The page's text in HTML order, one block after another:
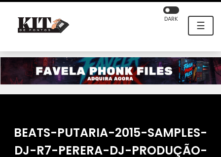
☰
DARK
BEATS-PUTARIA-2015-SAMPLES-
DJ-R7-PERERA-DJ-PRODUÇÃO-